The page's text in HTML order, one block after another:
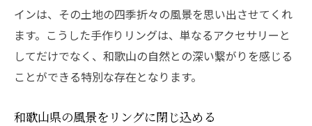
インは、その土地の四季折々の風景を思い出させてくれ
ます。こうした手作りリングは、単なるアクセサリーと
してだけでなく、和歌山の自然との深い繋がりを感じる
ことができる特別な存在となります。
和歌山県の風景をリングに閉じ込める